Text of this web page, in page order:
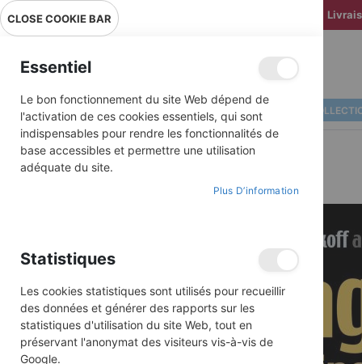
ALBUMS ILLUSTRÉS BD
gallery
CLOSE COOKIE BAR
Essentiel
Le bon fonctionnement du site Web dépend de
l'activation de ces cookies essentiels, qui sont
indispensables pour rendre les fonctionnalités de
base accessibles et permettre une utilisation
adéquate du site.
Plus D’information
Statistiques
Les cookies statistiques sont utilisés pour recueillir
des données et générer des rapports sur les
statistiques d'utilisation du site Web, tout en
préservant l'anonymat des visiteurs vis-à-vis de
Google.